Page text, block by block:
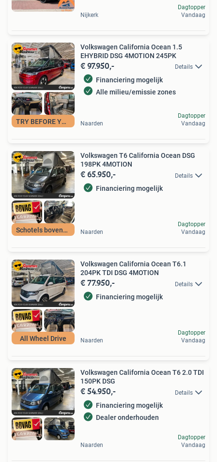
Nijkerk
Dagtopper
Vandaag
TRY BEFORE YOU BUY
Volkswagen California Ocean 1.5
EHYBRID DSG 4MOTION 245PK
€ 97.950,- Details
Financiering mogelijk
Alle milieu/emissie zones
Naarden
Dagtopper
Vandaag
Schotels bovenbed
Volkswagen T6 California Ocean DSG
198PK 4MOTION
€ 65.950,- Details
Financiering mogelijk
Naarden
Dagtopper
Vandaag
All Wheel Drive
Volkswagen California Ocean T6.1
204PK TDI DSG 4MOTION
€ 77.950,- Details
Financiering mogelijk
Naarden
Dagtopper
Vandaag
Volkswagen California Ocean T6 2.0 TDI
150PK DSG
€ 54.950,- Details
Financiering mogelijk
Dealer onderhouden
Naarden
Dagtopper
Vandaag